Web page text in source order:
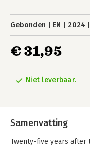
Gebonden EN 2024
€ 31,95
Niet leverbaar.
Samenvatting
Twenty-five years